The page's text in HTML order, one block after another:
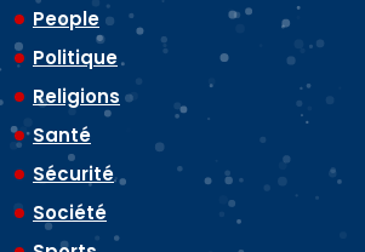
People
Politique
Religions
Santé
Sécurité
Société